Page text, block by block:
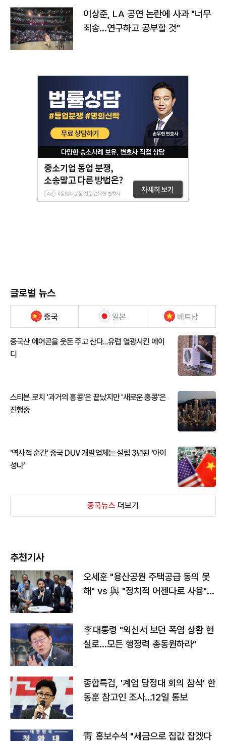
이상준, LA 공연 논란에 사과 "너무
죄송…연구하고 공부할 것"
글로벌 뉴스
중국 일본 베트남
중국산 에어콘을 웃돈 주고 산다...유럽 열광시킨 메이
디
스티븐 로치 '과거의 홍콩'은 끝났지만 '새로운 홍콩'은
진행중
'역사적 순간' 중국 DUV 개발업체는 설립 3년된 '아이
성나'
중국뉴스 더보기
추천기사
오세훈 "용산공원 주택공급 동의 못
해" vs 與 "정치적 어젠다로 사용"
李대통령 "외신서 보던 폭염 상황 현
실로…모든 행정력 총동원하라"
종합특검, '계엄 당정대 회의 참석' 한
동훈 참고인 조사...12일 통보
靑 홍보수석 "세금으로 집값 잡겠다